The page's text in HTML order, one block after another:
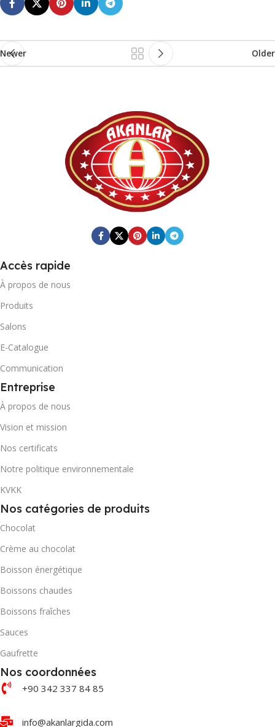
Newer Older
Accès rapide
À propos de nous
Produits
Salons
E-Catalogue
Communication
Entreprise
À propos de nous
Vision et mission
Nos certificats
Notre politique environnementale
KVKK
Nos catégories de produits
Chocolat
Crème au chocolat
Boisson énergétique
Boissons chaudes
Boissons fraîches
Sauces
Gaufrette
Nos coordonnées
+90 342 337 84 85
info@akanlargida.com